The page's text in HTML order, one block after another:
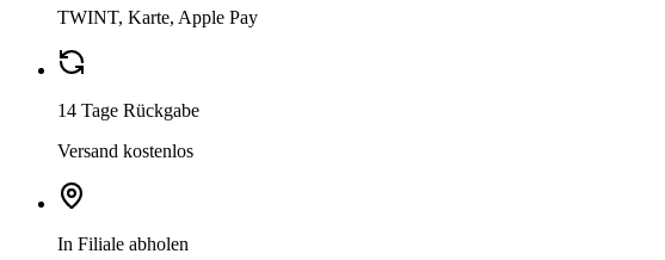
TWINT, Karte, Apple Pay
14 Tage Rückgabe
Versand kostenlos
In Filiale abholen